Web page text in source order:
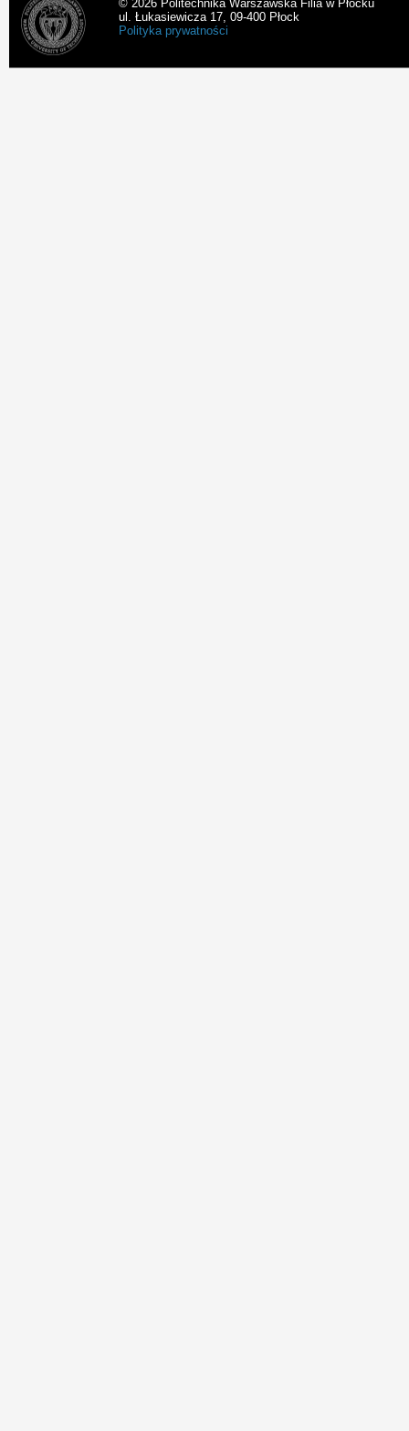
© 2026 Politechnika Warszawska Filia w Płocku
ul. Łukasiewicza 17, 09-400 Płock
Polityka prywatności